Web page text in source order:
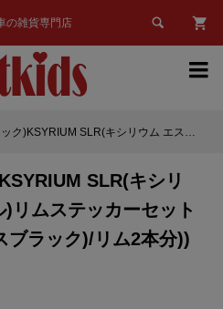
の雑貨専門店 

シリウム エスエルアール)リムステッカーセット(Gloss Black(グロスブラック)/リム2本分))
SLR(キシリ
リムステッカーセット
ラック)/リム2本分))